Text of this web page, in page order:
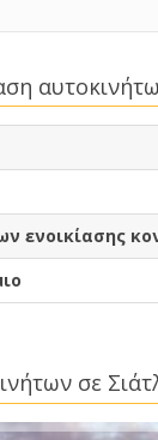
ενοικίασης
σε